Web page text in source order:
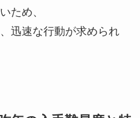
ため、
迅速な行動が求められ